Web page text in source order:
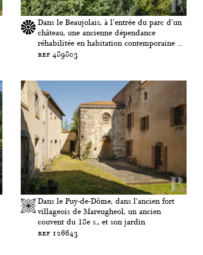
Dans le Beaujolais, à l'entrée du parc d'un
château, une ancienne dépendance
réhabilitée en habitation contemporaine ...
ref 489803
Dans le Puy-de-Dôme, dans l’ancien fort
villageois de Mareugheol, un ancien
couvent du 18e s., et son jardin
ref 126643